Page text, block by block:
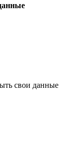
свои данные